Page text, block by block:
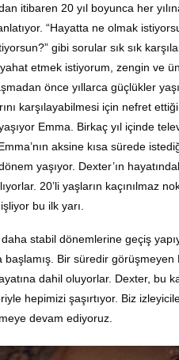
itibaren 20 yıl boyunca her
“Hayatta ne olmak
gibi sorular sık sık
etmek istiyorum, zengin ve
önce yıllarca güçlükler
karşılayabilmesi için nefret
Emma. Birkaç yıl içinde
aksine kısa sürede
yaşıyor. Dexter’ın
20’li yaşların kaçınılmaz
bu ilk yarı.
daha stabil dönemlerine geçiş
Bir süredir
dahil oluyorlar. Dexter, bu
hepimizi şaşırtıyor. Biz
devam ediyoruz.